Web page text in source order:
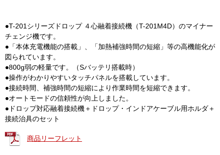
●T-201シリーズドロップ ４心融着接続機（T-201M4D）のマイナー
チェンジ機です。
●「本体充電機能の搭載」、「加熱補強時間の短縮」等の高機能化が
図られています。
●800g弱の軽量です。（Sバッテリ搭載時）
●操作がわかりやすいタッチパネルを搭載しています。
●接続時間、補強時間の短縮により作業時間を短縮できます。
●オートモードの信頼性が向上しました。
●ドロップ対応融着接続機＋ドロップ・インドアケーブル用ホルダ＋
接続治具のセット
商品リーフレット